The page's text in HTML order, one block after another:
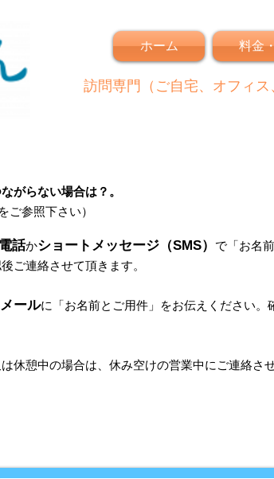
ホーム 料金
訪問専門（ご自宅、オフィ
がらない場合は？。
をご参照下さい）
話かショートメッセージ（SMS） で 「お名
ご連絡させて頂きます。
メールに 「お名前とご用件 」 をお伝えください。
休憩中の場合は、休み空けの営業中にご連絡させ